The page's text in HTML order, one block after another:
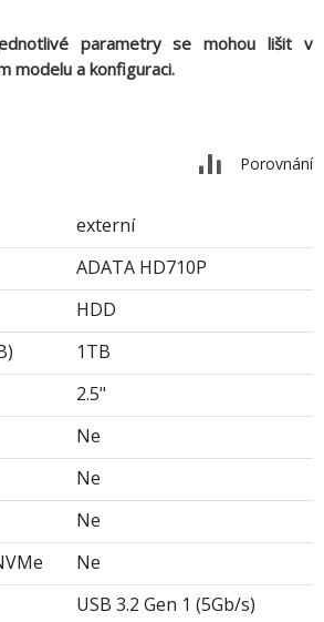
parametry se mohou lišit v
modelu a konfiguraci.
Porovnání
externí
ADATA HD710P
HDD
1TB
2.5"
Ne
Ne
Ne
Ne
USB 3.2 Gen 1 (5Gb/s)